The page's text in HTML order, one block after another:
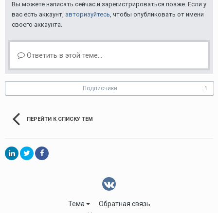
Вы можете написать сейчас и зарегистрироваться позже. Если у
вас есть аккаунт, авторизуйтесь, чтобы опубликовать от имени
своего аккаунта.
Ответить в этой теме...
Подписчики 1
ПЕРЕЙТИ К СПИСКУ ТЕМ
Тема Обратная связь